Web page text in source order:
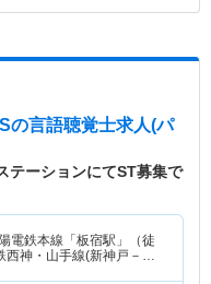
の言語聴覚士求人(パ
テーションにてST募集で
電鉄本線「板宿駅」（徒
西神・山手線(新神戸－新